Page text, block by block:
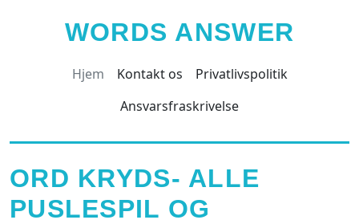
WORDS ANSWER
Hjem Kontakt os
Privatlivspolitik
Ansvarsfraskrivelse
ORD KRYDS- ALLE
PUSLESPIL OG